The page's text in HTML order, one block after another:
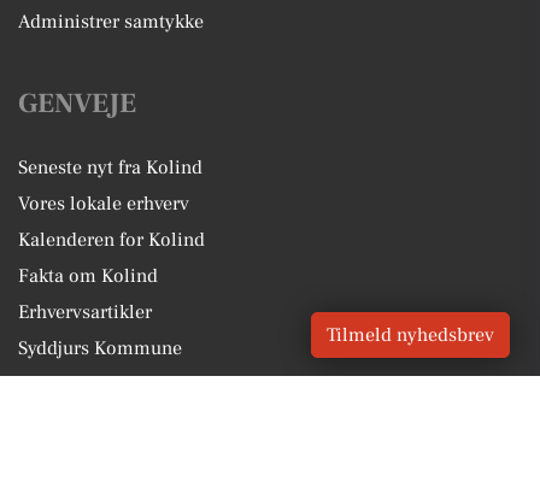
Administrer samtykke
GENVEJE
Seneste nyt fra Kolind
Vores lokale erhverv
Kalenderen for Kolind
Fakta om Kolind
Erhvervsartikler
Syddjurs Kommune
Tilmeld nyhedsbrev